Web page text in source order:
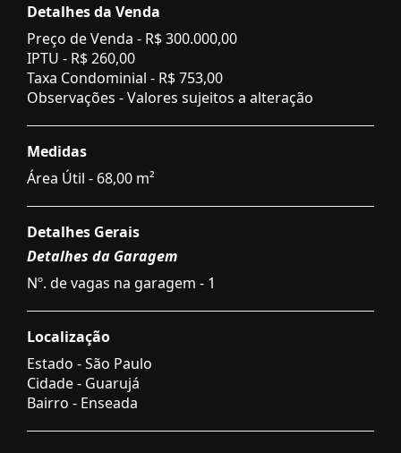
Detalhes da Venda
Preço de Venda - R$ 300.000,00
IPTU - R$ 260,00
Taxa Condominial - R$ 753,00
Observações - Valores sujeitos a alteração
Medidas
Área Útil - 68,00 m²
Detalhes Gerais
Detalhes da Garagem
Nº. de vagas na garagem - 1
Localização
Estado -São Paulo
Cidade - Guarujá
Bairro - Enseada